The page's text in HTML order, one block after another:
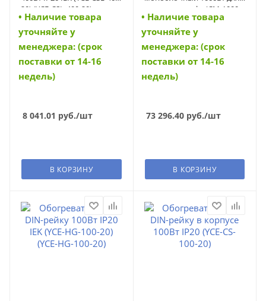
20) (YCE-CSL-400-20)
• Наличие товара
уточняйте у
менеджера: (срок
поставки от 14-16
недель)
8 041.01 руб./шт
В КОРЗИНУ
телеком. шкафа (CM-1000-
230)
• Наличие товара
уточняйте у
менеджера: (срок
поставки от 14-16
недель)
73 296.40руб./шт
В КОРЗИНУ